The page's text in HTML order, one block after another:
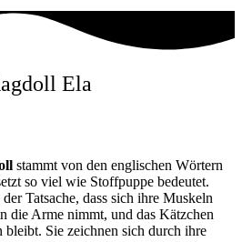
Ela
stammt von den englischen Wörtern
so viel wie Stoffpuppe bedeutet.
Tatsache, dass sich ihre Muskeln
die Arme nimmt, und das Kätzchen
Sie zeichnen sich durch ihre